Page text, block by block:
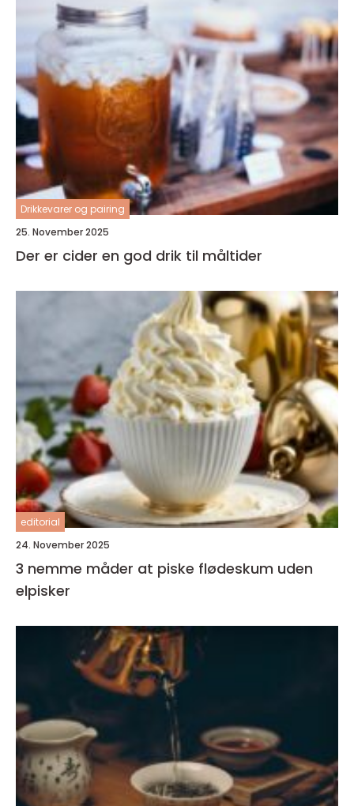
Drikkevarer og pairing
25. November 2025
Der er cider en god drik til måltider
editorial
24. November 2025
3 nemme måder at piske flødeskum uden
elpisker